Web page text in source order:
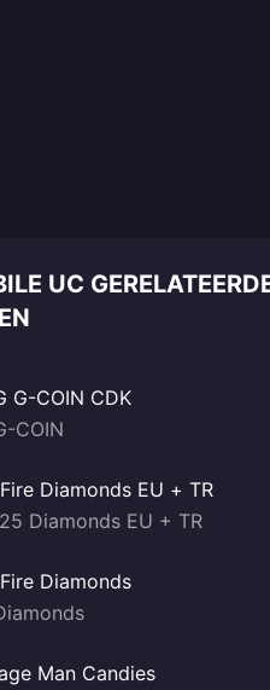
UC
G-COIN CDK
COIN
Diamonds EU + TR
Diamonds EU + TR
Diamonds
Man Candies